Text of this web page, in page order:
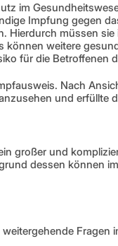
im
Impfung gegen
Hierdurch müssen
weitere
für die Betroffenen
Nach
und erfüllte
großer und
dessen können
Fragen